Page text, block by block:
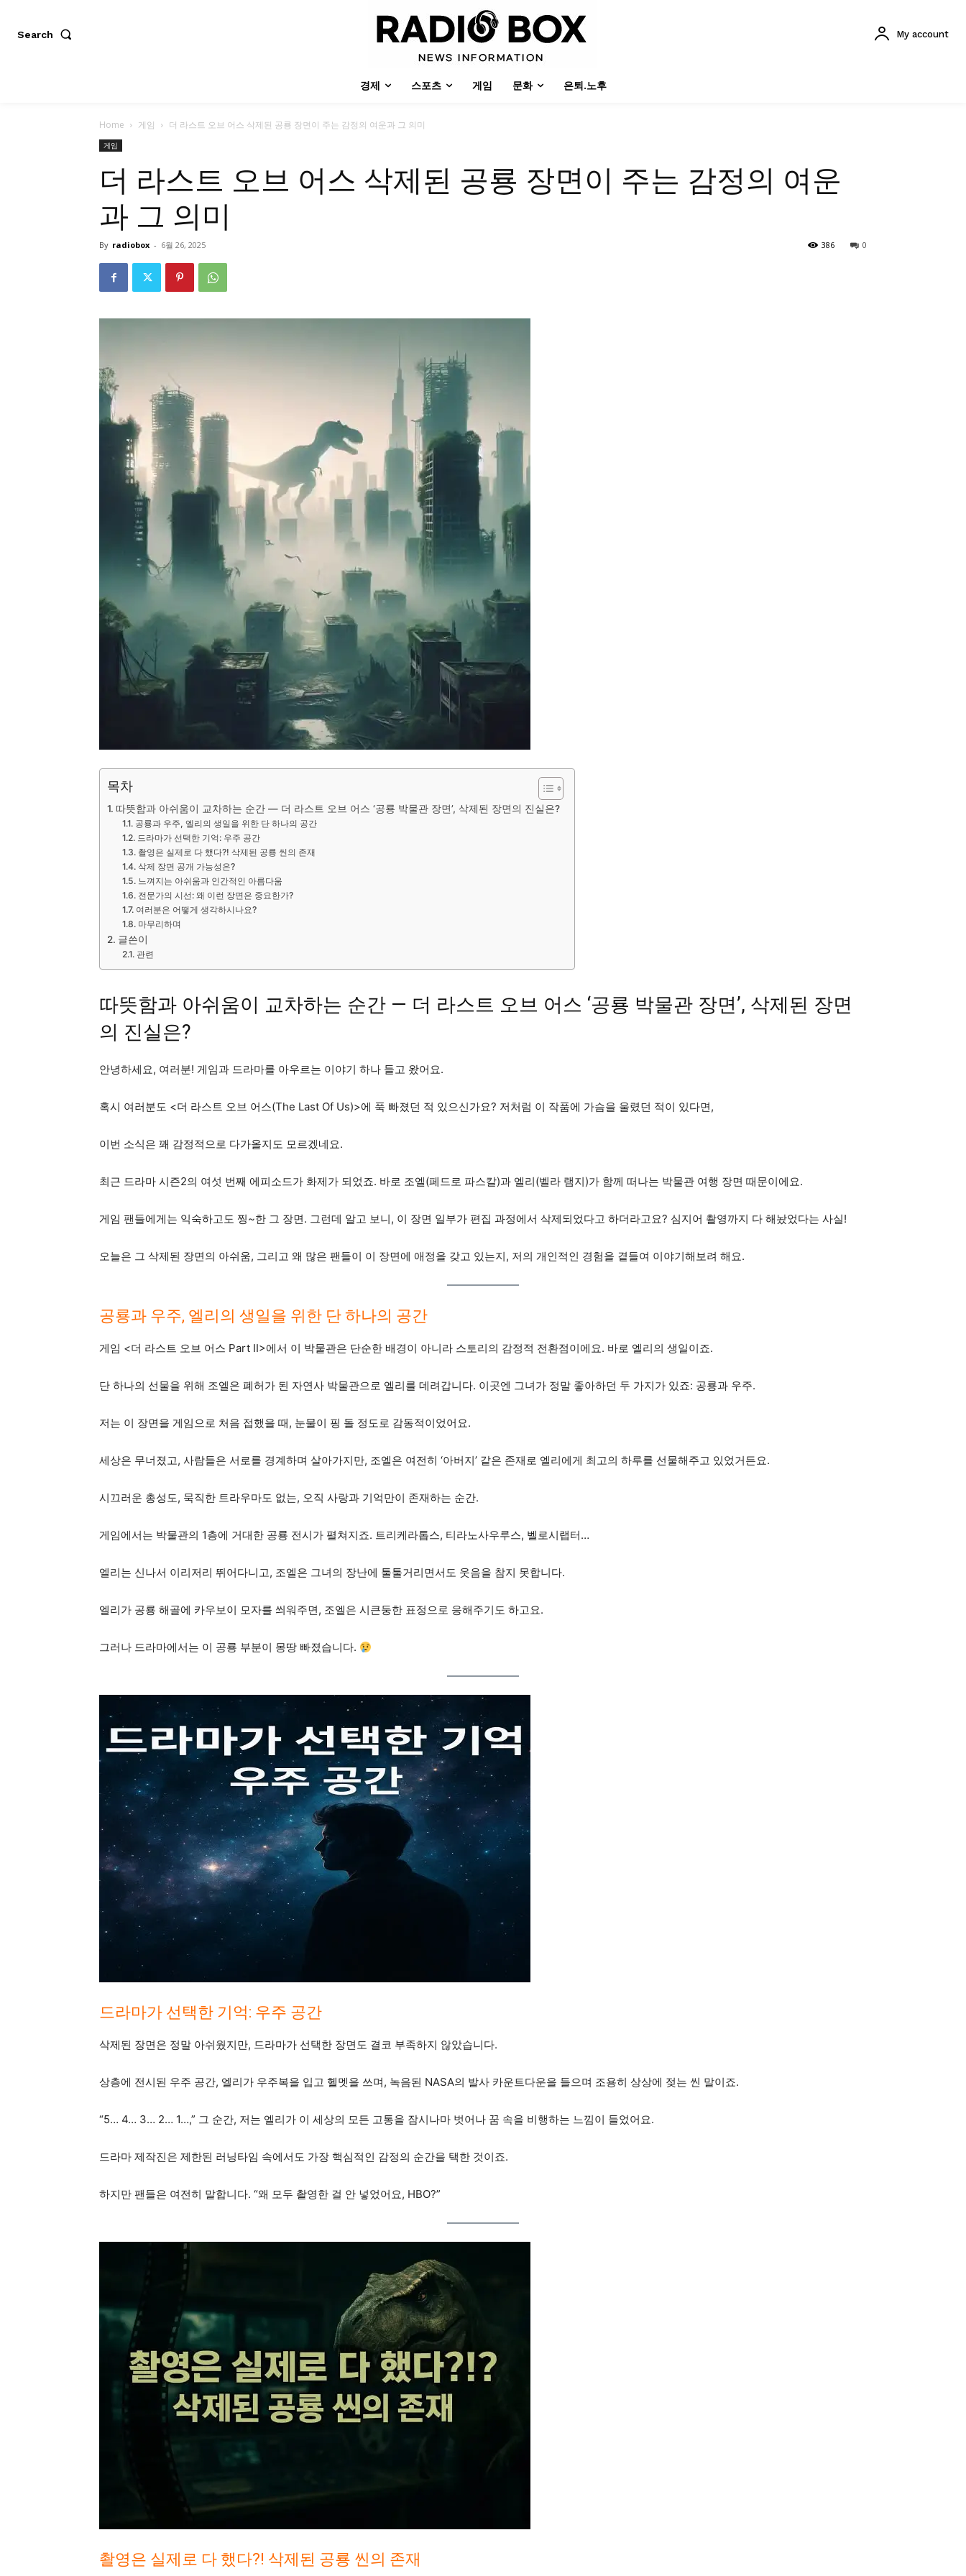
Search My account
경제 스포츠 게임 문화 은퇴.노후
Home 게임 더 라스트 오브 어스 삭제된 공룡 장면이 주는 감정의 여운과 그 의미
게임
더 라스트 오브 어스 삭제된 공룡 장면이 주는 감정의 여운
과 그 의미
By radiobox - 6월 26, 2025 0
386
목차
따뜻함과 아쉬움이 교차하는 순간 — 더 라스트 오브 어스 ‘공룡 박물관 장면’, 삭제된 장면의 진실은?
공룡과 우주, 엘리의 생일을 위한 단 하나의 공간
드라마가 선택한 기억: 우주 공간
촬영은 실제로 다 했다?! 삭제된 공룡 씬의 존재
삭제 장면 공개 가능성은?
느껴지는 아쉬움과 인간적인 아름다움
전문가의 시선: 왜 이런 장면은 중요한가?
여러분은 어떻게 생각하시나요?
마무리하며
글쓴이
관련
따뜻함과 아쉬움이 교차하는 순간 — 더 라스트 오브 어스 ‘공룡 박물관 장면’, 삭제된 장면
의 진실은?
안녕하세요, 여러분! 게임과 드라마를 아우르는 이야기 하나 들고 왔어요.
혹시 여러분도 <더 라스트 오브 어스(The Last Of Us)>에 푹 빠졌던 적 있으신가요? 저처럼 이 작품에 가슴을 울렸던 적이 있다면,
이번 소식은 꽤 감정적으로 다가올지도 모르겠네요.
최근 드라마 시즌2의 여섯 번째 에피소드가 화제가 되었죠. 바로 조엘(페드로 파스칼)과 엘리(벨라 램지)가 함께 떠나는 박물관 여행 장면 때문이에요.
게임 팬들에게는 익숙하고도 찡~한 그 장면. 그런데 알고 보니, 이 장면 일부가 편집 과정에서 삭제되었다고 하더라고요? 심지어 촬영까지 다 해놨었다는 사실!
오늘은 그 삭제된 장면의 아쉬움, 그리고 왜 많은 팬들이 이 장면에 애정을 갖고 있는지, 저의 개인적인 경험을 곁들여 이야기해보려 해요.
공룡과 우주, 엘리의 생일을 위한 단 하나의 공간
게임 <더 라스트 오브 어스 Part II>에서 이 박물관은 단순한 배경이 아니라 스토리의 감정적 전환점이에요. 바로 엘리의 생일이죠.
단 하나의 선물을 위해 조엘은 폐허가 된 자연사 박물관으로 엘리를 데려갑니다. 이곳엔 그녀가 정말 좋아하던 두 가지가 있죠: 공룡과 우주.
저는 이 장면을 게임으로 처음 접했을 때, 눈물이 핑 돌 정도로 감동적이었어요.
세상은 무너졌고, 사람들은 서로를 경계하며 살아가지만, 조엘은 여전히 ‘아버지’ 같은 존재로 엘리에게 최고의 하루를 선물해주고 있었거든요.
시끄러운 총성도, 묵직한 트라우마도 없는, 오직 사랑과 기억만이 존재하는 순간.
게임에서는 박물관의 1층에 거대한 공룡 전시가 펼쳐지죠. 트리케라톱스, 티라노사우루스, 벨로시랩터…
엘리는 신나서 이리저리 뛰어다니고, 조엘은 그녀의 장난에 툴툴거리면서도 웃음을 참지 못합니다.
엘리가 공룡 해골에 카우보이 모자를 씌워주면, 조엘은 시큰둥한 표정으로 응해주기도 하고요.
그러나 드라마에서는 이 공룡 부분이 몽땅 빠졌습니다.
드라마가 선택한 기억: 우주 공간
삭제된 장면은 정말 아쉬웠지만, 드라마가 선택한 장면도 결코 부족하지 않았습니다.
상층에 전시된 우주 공간, 엘리가 우주복을 입고 헬멧을 쓰며, 녹음된 NASA의 발사 카운트다운을 들으며 조용히 상상에 젖는 씬 말이죠.
“5… 4… 3… 2… 1…,” 그 순간, 저는 엘리가 이 세상의 모든 고통을 잠시나마 벗어나 꿈 속을 비행하는 느낌이 들었어요.
드라마 제작진은 제한된 러닝타임 속에서도 가장 핵심적인 감정의 순간을 택한 것이죠.
하지만 팬들은 여전히 말합니다. “왜 모두 촬영한 걸 안 넣었어요, HBO?”
촬영은 실제로 다 했다?! 삭제된 공룡 씬의 존재